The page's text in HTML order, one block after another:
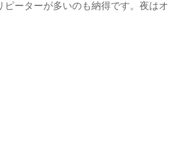
ーターが多いのも納得です。夜は